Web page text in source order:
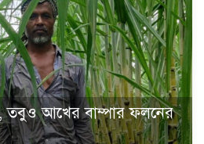
তবুও আখের বাম্পার ফলনের